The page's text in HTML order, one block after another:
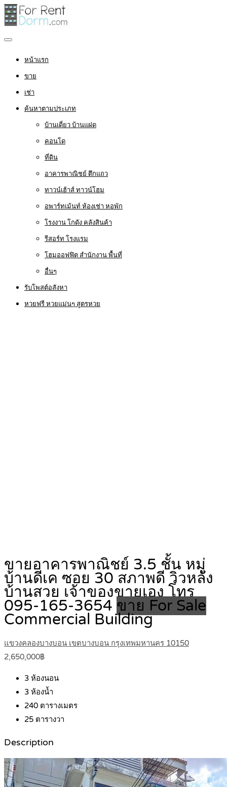
หน้าแรก
ขาย
เช่า
ค้นหาตามประเภท
บ้านเดี่ยว บ้านแฝด
คอนโด
ที่ดิน
อาคารพาณิชย์ ตึกแถว
ทาวน์เฮ้าส์ ทาวน์โฮม
อพาร์ทเม้นท์ ห้องเช่า หอพัก
โรงงาน โกดัง คลังสินค้า
รีสอร์ท โรงแรม
โฮมออฟฟิต สำนักงาน พื้นที่
อื่นๆ
รับโพสต์อสังหา
หวยฟรี หวยแม่นๆ สูตรหวย
ขายอาคารพาณิชย์ 3.5 ชั้น หมู่
บ้านดีเค ซอย 30 สภาพดี วิวหลัง
บ้านสวย เจ้าของขายเอง โทร
095-165-3654 ขาย For Sale
Commercial Building
แขวงคลองบางบอน เขตบางบอน กรุงเทพมหานคร 10150
2,650,000฿
3 ห้องนอน
3 ห้องน้ำ
240 ตารางเมตร
25 ตารางวา
Description